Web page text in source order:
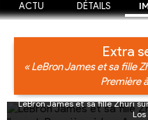
ACTU DÉTAILS
Extra
« LeBron James et sa fille
Première
LeBron James et sa fille Zhuri